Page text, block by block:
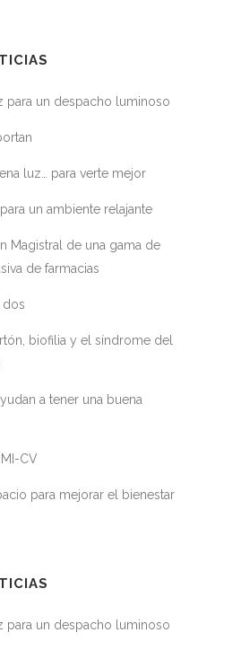
para un despacho luminoso
luz… para verte mejor
un ambiente relajante
Magistral de una gama de
de farmacias
dos
biofilia y el síndrome del
a tener una buena
CV
para mejorar el bienestar
para un despacho luminoso